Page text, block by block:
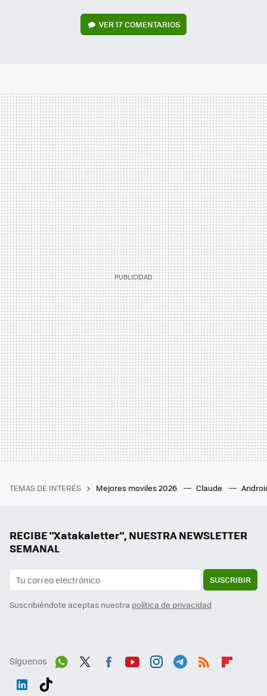
VER 17 COMENTARIOS
TEMAS DE INTERÉS Mejores moviles 2026 Claude
RECIBE "Xatakaletter", NUESTRA NEWSLETTER
SEMANAL
SUSCRIBIR
Suscribiéndote aceptas nuestra política de privacidad
Síguenos